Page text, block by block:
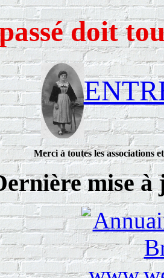
doit
Merci à toutes les associations
mise à